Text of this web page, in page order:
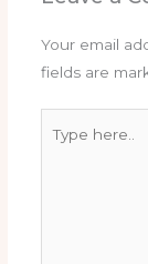
Your email
fields are
here..